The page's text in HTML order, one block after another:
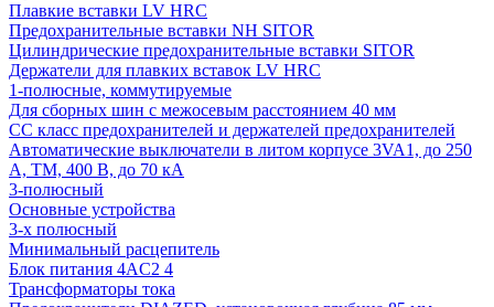
Плавкие вставки LV HRC
Предохранительные вставки NH SITOR
Цилиндрические предохранительные вставки SITOR
Держатели для плавких вставок LV HRC
1-полюсные, коммутируемые
Для сборных шин с межосевым расстоянием 40 мм
СС класс предохранителей и держателей предохранителей
Автоматические выключатели в литом корпусе 3VA1, до 250
А, TM, 400 В, до 70 кА
3-полюсный
Основные устройства
3-х полюсный
Минимальный расцепитель
Блок питания 4AC2 4
Трансформаторы тока